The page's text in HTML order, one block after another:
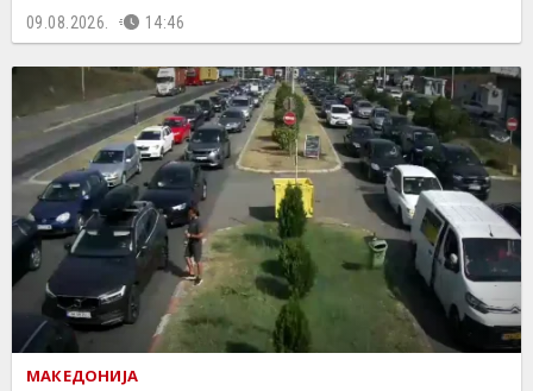
09.08.2026. 14:46
МАКЕДОНИЈА